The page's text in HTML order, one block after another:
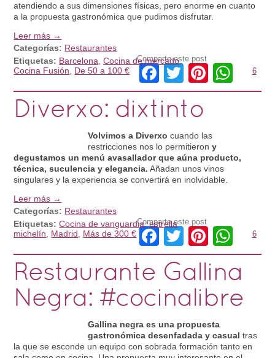
atendiendo a sus dimensiones físicas, pero enorme en cuanto
a la propuesta gastronómica que pudimos disfrutar.
Leer más →
Categorías: Restaurantes
Etiquetas: Barcelona ,Cocina de mercado,
Cocina Fusión
De 50 a 100 €
Comparte este post
Facebook
Twitter 6
Diverxo: dixtinto
Volvimos a Diverxo cuando las
restricciones nos lo permitierony
degustamos un menú avasallador que aúna producto,
técnica, suculencia y elegancia. Añadan unos vinos
singulares y la experiencia se convertirá en inolvidable.
Leer más →
Categorías: Restaurantes
Etiquetas: Cocina de vanguardia,estrella
michelín
Madrid Más de 300 €
Comparte este post
Facebook
Twitter 6
Restaurante Gallina
Negra: #cocinalibre
Gallina negra es una propuesta
gastronómica desenfadada y casual tras
la que se esconde un equipo con sobrada formación tanto en